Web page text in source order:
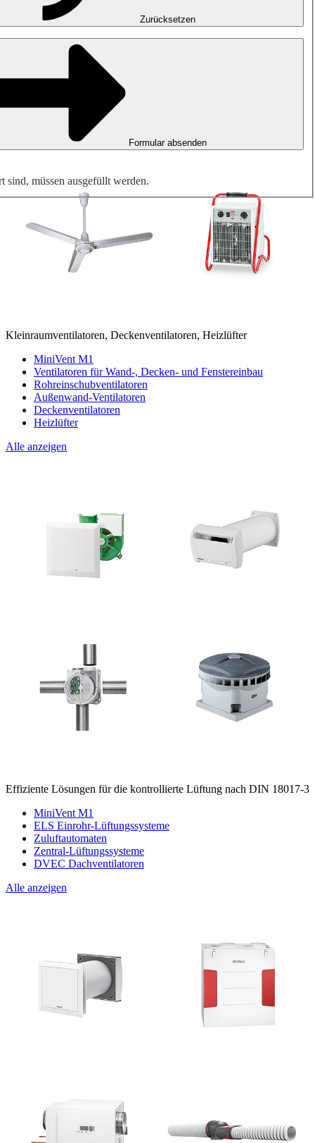
Kleinraumventilatoren, Deckenventilatoren, Heizlüfter
MiniVent M1
Ventilatoren für Wand-, Decken- und Fenstereinbau
Rohreinschubventilatoren
Außenwand-Ventilatoren
Deckenventilatoren
Heizlüfter
Alle anzeigen
Effiziente Lösungen für die kontrollierte Lüftung nach DIN 18017-3
MiniVent M1
ELS Einrohr-Lüftungssysteme
Zuluftautomaten
Zentral-Lüftungssysteme
DVEC Dachventilatoren
Alle anzeigen
Zurücksetzen
Formular absenden
sind, müssen ausgefüllt werden.